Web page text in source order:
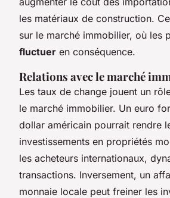
les matériaux de construction.
sur le marché immobilier, où les
fluctuer en conséquence.
Relations avec le marché
Les taux de change jouent un
le marché immobilier. Un euro
dollar américain pourrait rendre
investissements en propriétés
les acheteurs internationaux,
transactions. Inversement, un
monnaie locale peut freiner les